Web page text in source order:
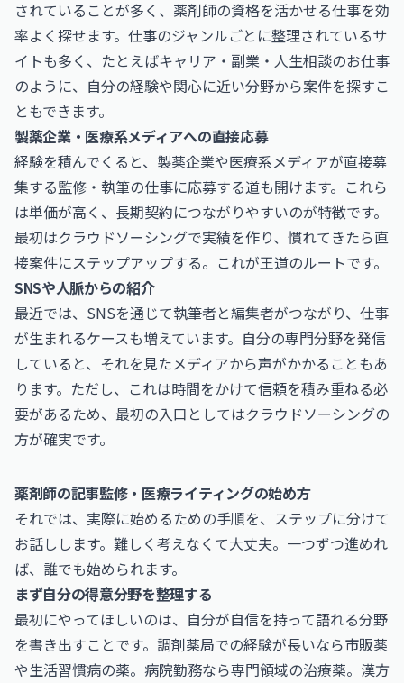
されていることが多く、薬剤師の資格を活かせる仕事を効
率よく探せます。仕事のジャンルごとに整理されているサ
イトも多く、たとえばキャリア・副業・人生相談のお仕事
のように、自分の経験や関心に近い分野から案件を探すこ
ともできます。
製薬企業・医療系メディアへの直接応募
経験を積んでくると、製薬企業や医療系メディアが直接募
集する監修・執筆の仕事に応募する道も開けます。これら
は単価が高く、長期契約につながりやすいのが特徴です。
最初はクラウドソーシングで実績を作り、慣れてきたら直
接案件にステップアップする。これが王道のルートです。
SNSや人脈からの紹介
最近では、SNSを通じて執筆者と編集者がつながり、仕事
が生まれるケースも増えています。自分の専門分野を発信
していると、それを見たメディアから声がかかることもあ
ります。ただし、これは時間をかけて信頼を積み重ねる必
要があるため、最初の入口としてはクラウドソーシングの
方が確実です。
薬剤師の記事監修・医療ライティングの始め方
それでは、実際に始めるための手順を、ステップに分けて
お話しします。難しく考えなくて大丈夫。一つずつ進めれ
ば、誰でも始められます。
まず自分の得意分野を整理する
最初にやってほしいのは、自分が自信を持って語れる分野
を書き出すことです。調剤薬局での経験が長いなら市販薬
や生活習慣病の薬。病院勤務なら専門領域の治療薬。漢方